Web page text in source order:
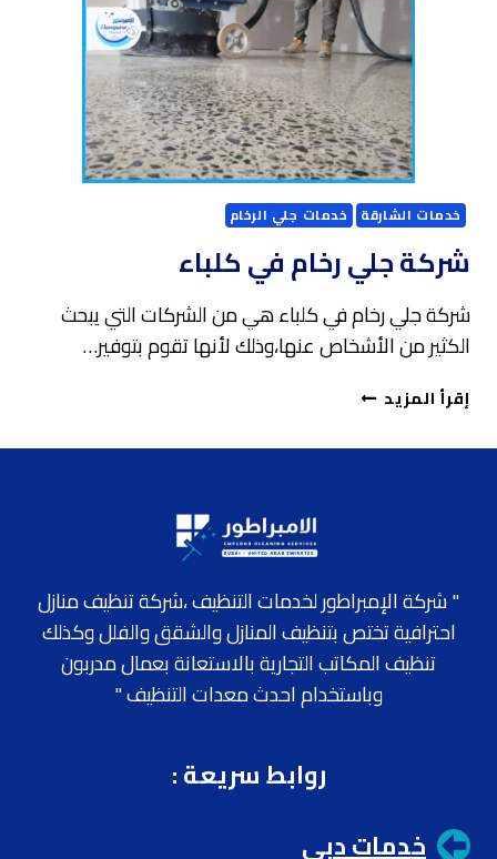
في
خورفكان
خدمات الشارقة خدمات جلي الرخام
شركة جلي رخام في كلباء
شركة جلي رخام في كلباء هي من الشركات التي يبحث
الكثير من الأشخاص عنها،وذلك لأنها تقوم بتوفير…
إقرأ المزيدشركة
رخام
" شركة الإمبراطور لخدمات التنظيف ،شركة تنظيف منازل
احترافية تختص بتنظيف المنازل والشقق والفلل وكذلك
تنظيف المكاتب التجارية بالاستعانة بعمال مدربون
وباستخدام احدث معدات التنظيف "
روابط سريعة:
خدمات دبي